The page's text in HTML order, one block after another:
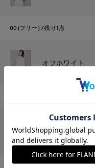
00(フリー) 残り1点
オフホワイト
グリーン